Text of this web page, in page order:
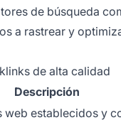
de búsqueda
a rastrear y
de alta calidad
Descripción
web establecidos y